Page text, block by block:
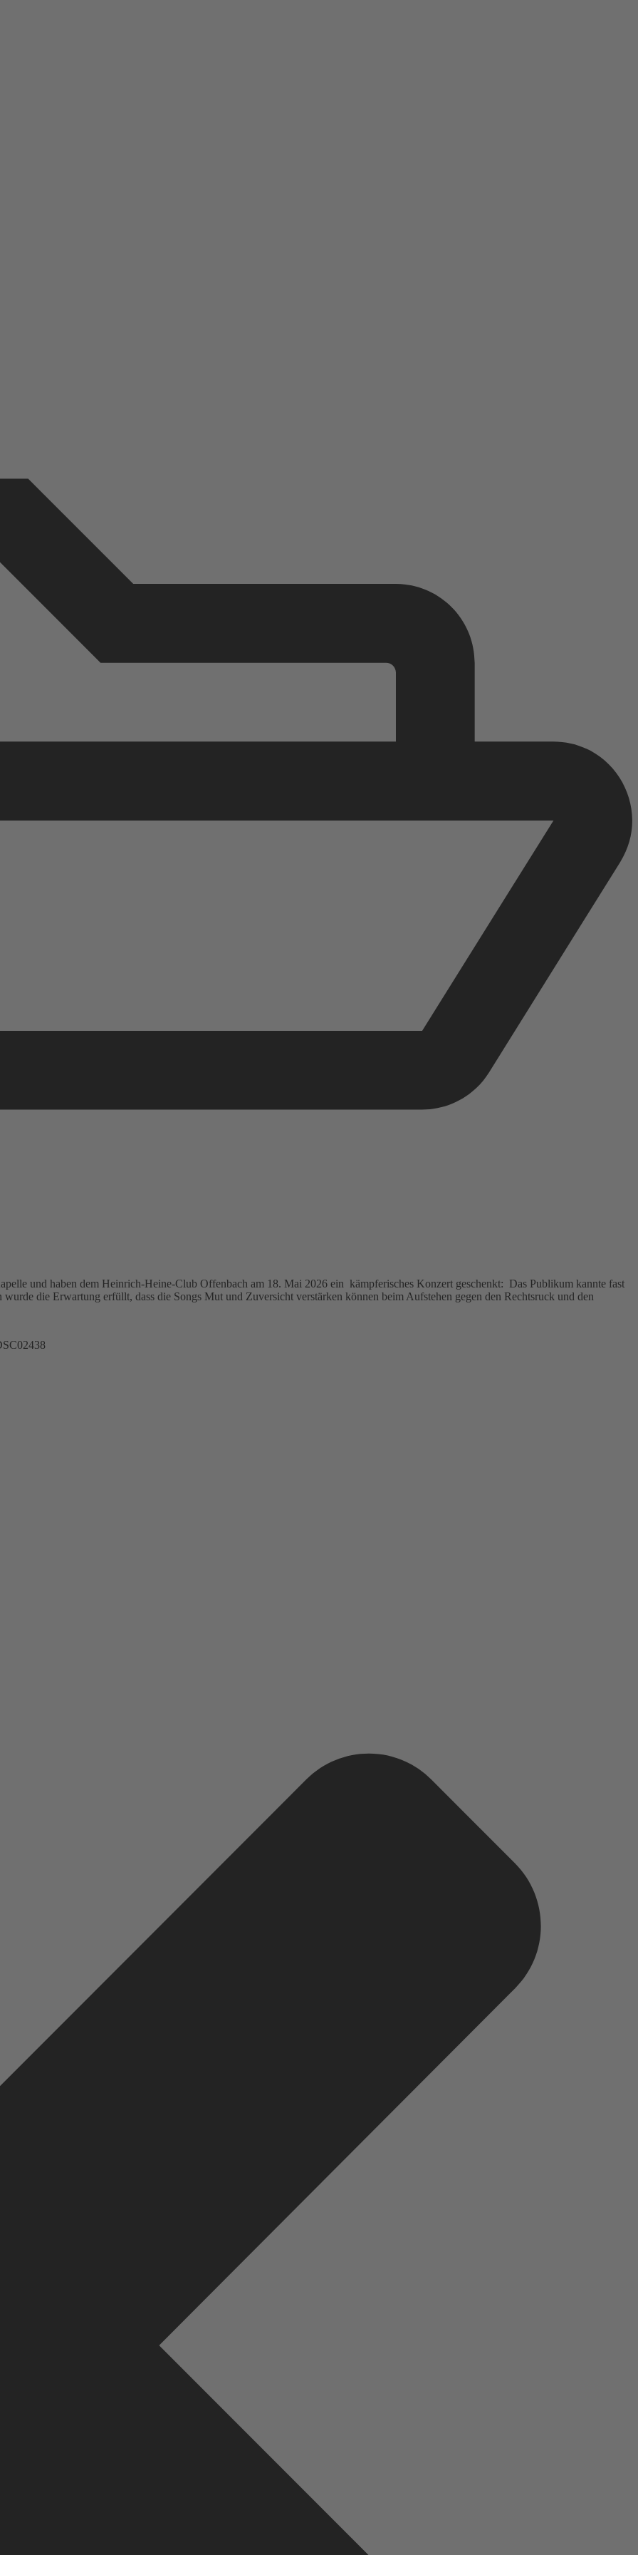
und haben dem Heinrich-Heine-Club Offenbach am 18. Mai 2026 ein kämpferisches Konzert geschenkt: Das Publikum kannte fast
die Erwartung erfüllt, dass die Songs Mut und Zuversicht verstärken können beim Aufstehen gegen den Rechtsruck und den